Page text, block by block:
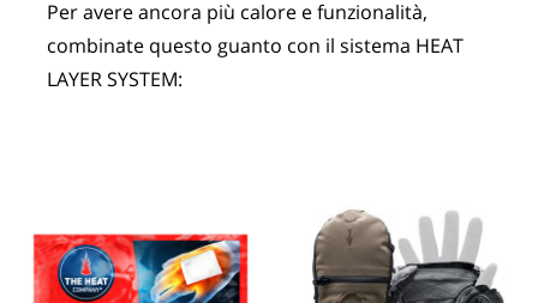
Per avere ancora più calore e funzionalità,
combinate questo guanto con il sistema HEAT
LAYER SYSTEM: